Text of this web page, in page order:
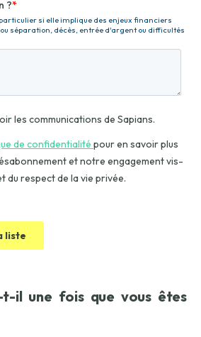
t-il une fois que vous êtes